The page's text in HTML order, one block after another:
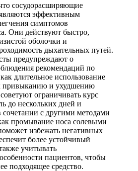
сосудорасширяющие
эффективным
симптомов
Они действуют быстро,
оболочки и
дыхательных путей.
предупреждают о
рекомендаций по
длительное использование
привыканию и ухудшению
ограничивать курс
до нескольких дней и
сочетании с другими методами
промывание носа солевыми
избежать негативных
более устойчивый
учитывать
пациентов, чтобы
подходящее средство.